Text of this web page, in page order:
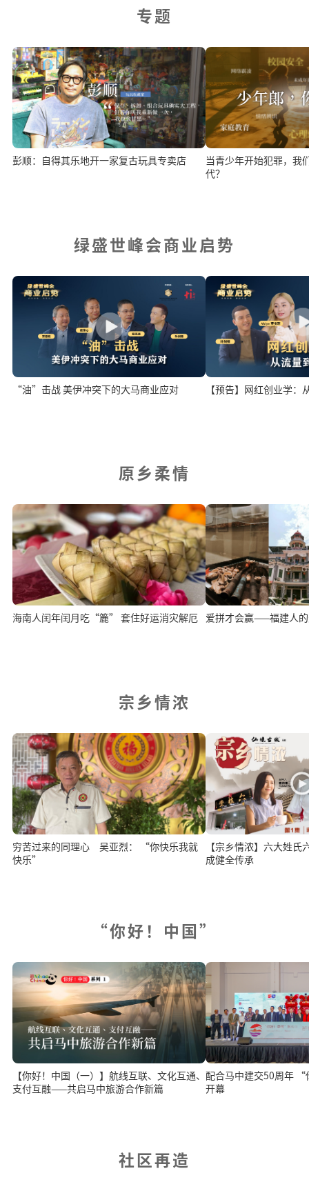
专题
彭顺：自得其乐地开一家复古玩具专卖店
当青少年开始犯罪，我
代？
绿盛世峰会商业启势
“油”击战 美伊冲突下的大马商业应对 【预告】网红创业学：
原乡柔情
海南人闰年闰月吃“簏” 套住好运消灾解厄 爱拼才会赢——福建人
宗乡情浓
穷苦过来的同理心 吴亚烈： “你快乐我就
快乐”
【宗乡情浓】六大姓氏六桂堂 洪
成健全传承
“你好！中国”
【你好！中国（一）】航线互联、文化互通、
支付互融——共启马中旅游合作新篇
配合马中建交50周年
开幕
社区再造